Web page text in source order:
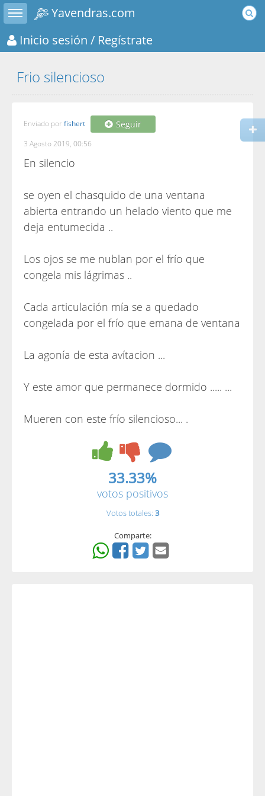
Toggle sidebar
Yavendras.com
Inicio sesión / Regístrate
Frio silencioso
Enviado por fishert Seguir
3 Agosto 2019, 00:56
En silencio
se oyen el chasquido de una ventana
abierta entrando un helado viento que me
deja entumecida ..
Los ojos se me nublan por el frío que
congela mis lágrimas ..
Cada articulación mía se a quedado
congelada por el frío que emana de ventana
La agonía de esta avítacion ...
Y este amor que permanece dormido ..... ...
Mueren con este frío silencioso... .
33.33%
votos positivos
Votos totales: 3
Comparte: